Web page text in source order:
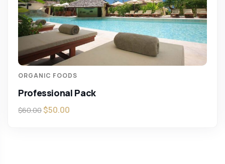
ORGANIC FOODS
Professional Pack
$60.00$50.00